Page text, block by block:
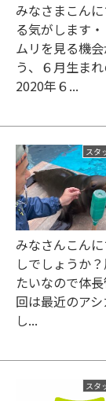
みなさまこん
る気がします
ムリを見る機
う、６月生ま
2020年６...
スタ
みなさんこん
しでしょうか
たいなので体
回は最近のア
し...
スタ